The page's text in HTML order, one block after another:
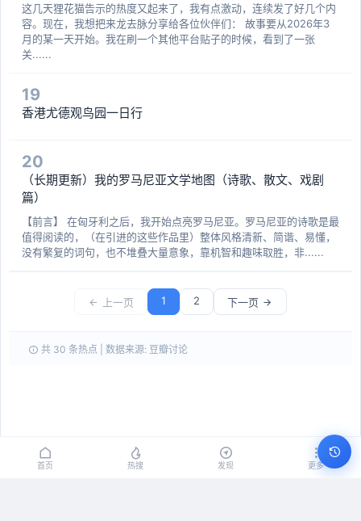
首页 热搜 发现 更多
这几天狸花猫告示的热度又起来了，我有点激动，连续发了好几个内
容。现在，我想把来龙去脉分享给各位伙伴们： 故事要从2026年3
月的某一天开始。我在刷一个其他平台贴子的时候，看到了一张
关......
19
香港尤德观鸟园一日行
20
（长期更新）我的罗马尼亚文学地图（诗歌、散文、戏剧
篇）
【前言】 在匈牙利之后，我开始点亮罗马尼亚。罗马尼亚的诗歌是最
值得阅读的，（在引进的这些作品里）整体风格清新、简谐、易懂，
没有繁复的词句，也不堆叠大量意象，靠机智和趣味取胜，非......
上一页 1 2 下一页
共 30 条热点 | 数据来源: 豆瓣讨论